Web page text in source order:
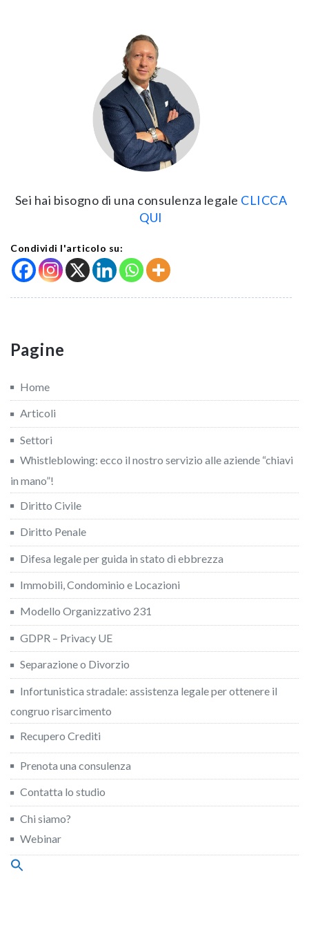
Sei hai bisogno di una consulenza legale CLICCA
QUI
Condividi l'articolo su:
Pagine
Home
Articoli
Settori
Whistleblowing: ecco il nostro servizio alle aziende “chiavi
in mano”!
Diritto Civile
Diritto Penale
Difesa legale per guida in stato di ebbrezza
Immobili, Condominio e Locazioni
Modello Organizzativo 231
GDPR – Privacy UE
Separazione o Divorzio
Infortunistica stradale: assistenza legale per ottenere il
congruo risarcimento
Recupero Crediti
Prenota una consulenza
Contatta lo studio
Chi siamo?
Webinar
Search